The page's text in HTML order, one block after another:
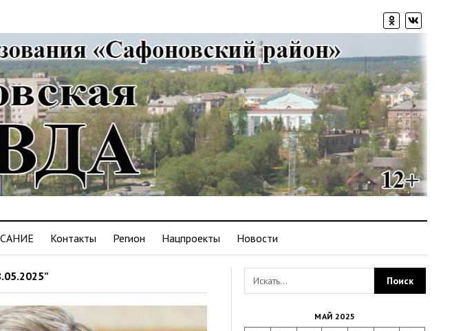
Контакты Регион Нацпроекты Новости
МАЙ 2025